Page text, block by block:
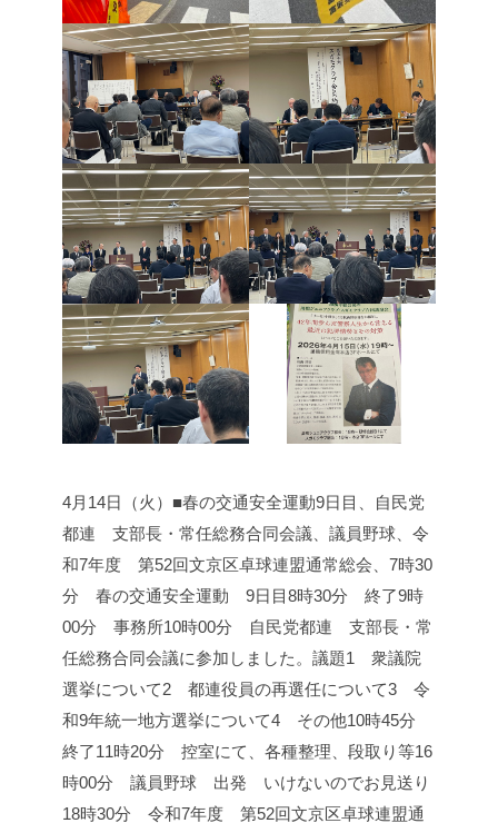
4月14日（火）■春の交通安全運動9日目、自民党
都連 支部長・常任総務合同会議、議員野球、令
和7年度 第52回文京区卓球連盟通常総会、 7時30
分 春の交通安全運動 9日目8時30分 終了9時
00分 事務所10時00分 自民党都連 支部長・常
任総務合同会議に参加しました。 議題1 衆議院
選挙について2 都連役員の再選任について3 令
和9年統一地方選挙について4 その他10時45分
終了11時20分 控室にて、各種整理、段取り等16
時00分 議員野球 出発 いけないのでお見送り
18時30分 令和7年度 第52回文京区卓球連盟通